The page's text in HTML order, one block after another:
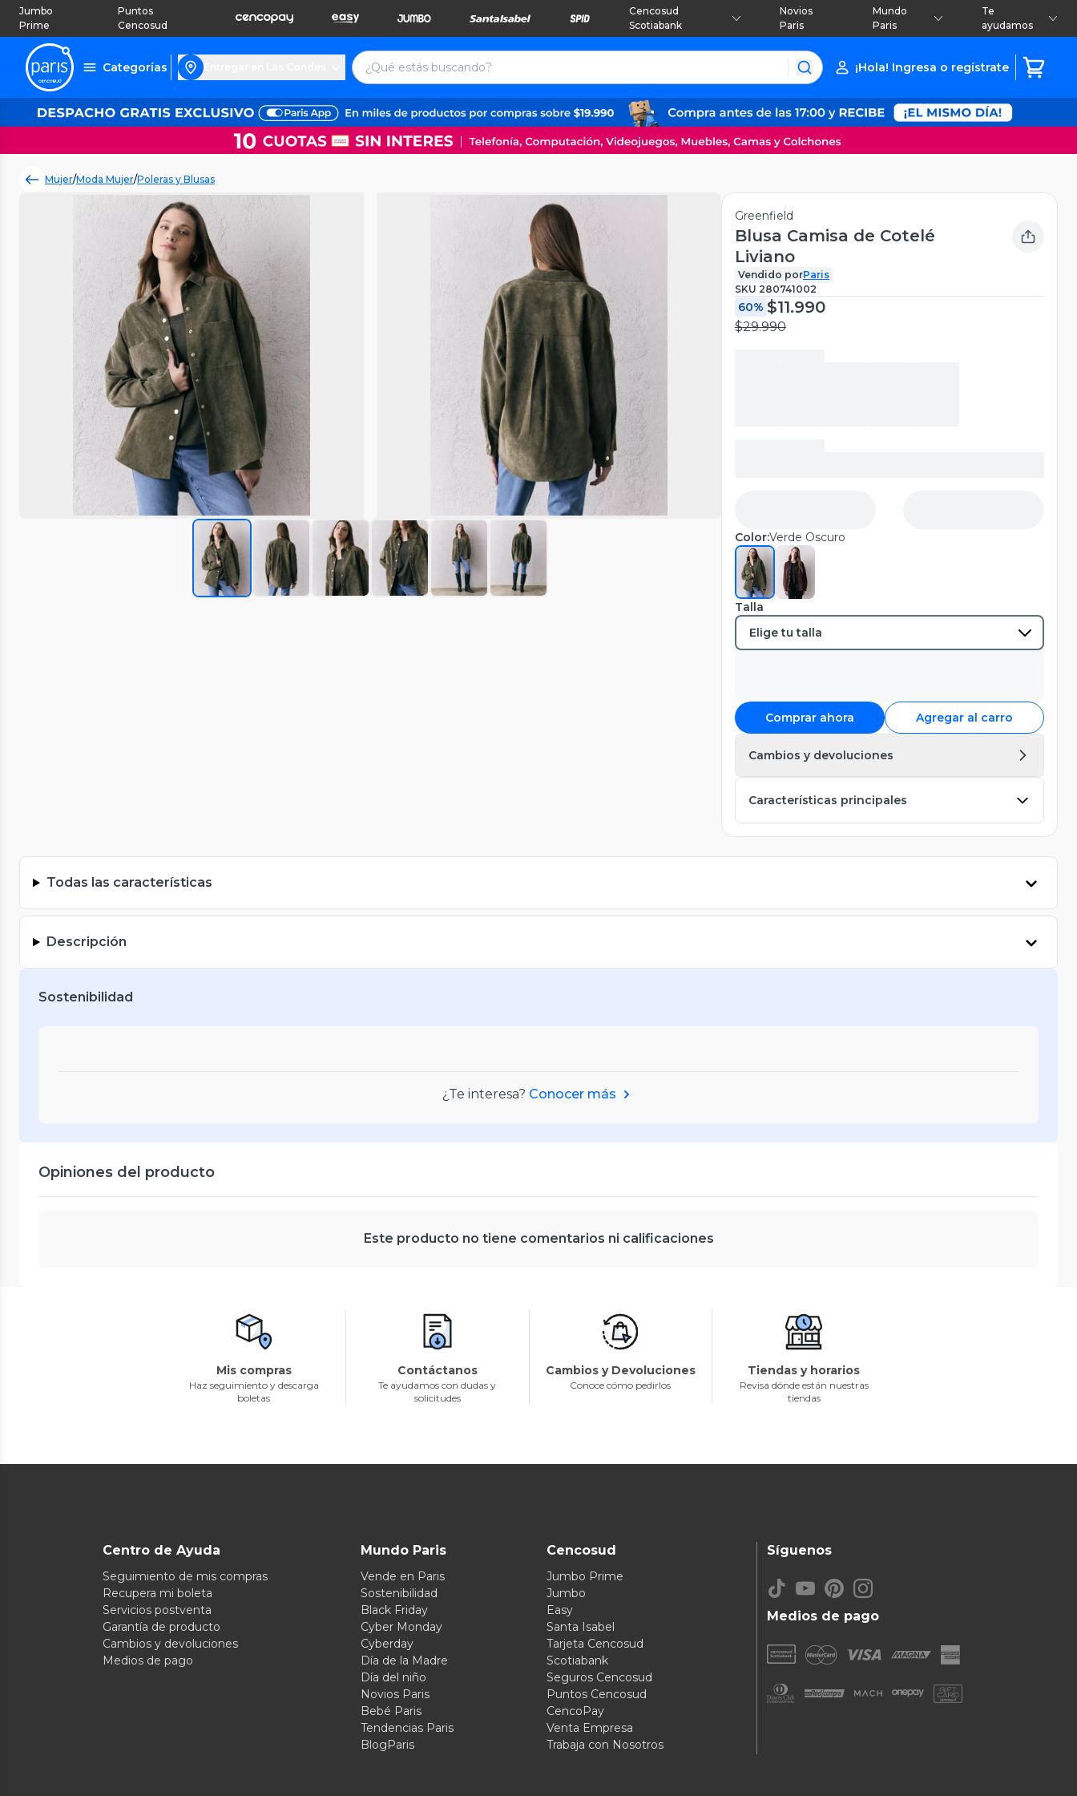
Jumbo
Prime
Puntos
Cencosud
Cencosud
Scotiabank
Novios
Paris
Mundo
Paris
Te
ayudamos
Categorías ¡Hola! Ingresa o regístrate
Mujer/Moda Mujer/Poleras y Blusas
Greenfield
Blusa Camisa de Cotelé
Liviano
Vendido porParis
SKU 280741002
60% $11.990
$29.990
Color:Verde Oscuro
Talla
Comprar ahora Agregar al carro
Cambios y devoluciones
Características principales
Todas las características
Descripción
Sostenibilidad
¿Te interesa? Conocer más
Opiniones del producto
Este producto no tiene comentarios ni calificaciones
Mis compras
Haz seguimiento y descarga
boletas
Contáctanos
Te ayudamos con dudas y
solicitudes
Cambios y Devoluciones
Conoce cómo pedirlos
Tiendas y horarios
Revisa dónde están nuestras
tiendas
Centro de Ayuda
Seguimiento de mis compras
Recupera mi boleta
Servicios postventa
Garantía de producto
Cambios y devoluciones
Medios de pago
Mundo Paris
Vende en Paris
Sostenibilidad
Black Friday
Cyber Monday
Cyberday
Día de la Madre
Día del niño
Novios Paris
Bebé Paris
Tendencias Paris
BlogParis
Cencosud
Jumbo Prime
Jumbo
Easy
Santa Isabel
Tarjeta Cencosud
Scotiabank
Seguros Cencosud
Puntos Cencosud
CencoPay
Venta Empresa
Trabaja con Nosotros
Medios de pago
Síguenos